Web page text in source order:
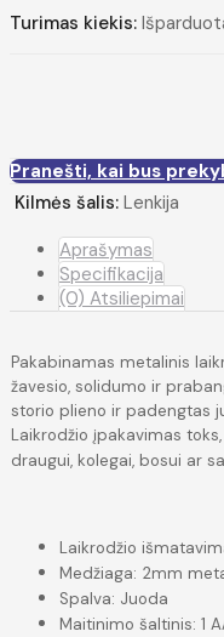
Turimas kiekis:
Pranešti, kai bus
Kilmės šalis: Lenkija
Aprašymas
Specifikacija
(0) Atsiliepimai
Pakabinamas metalinis
žavesio, solidumo ir
storio plieno ir padengtas
Laikrodžio įpakavimas
draugui, kolegai, bosui ar
Laikrodžio
Medžiaga: 2mm
Spalva: Juoda
Maitinimo šaltinis: 1